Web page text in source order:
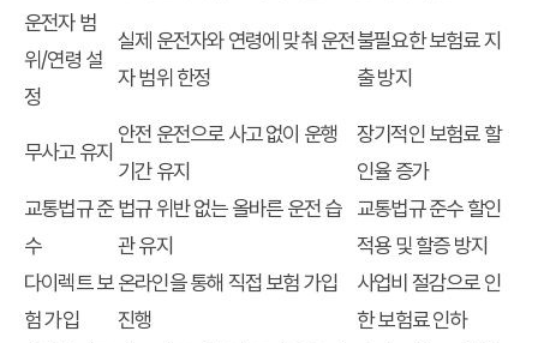
운전자 범
위/연령 설
정
실제 운전자와 연령에 맞춰 운전
자 범위 한정
불필요한 보험료 지
출 방지
무사고 유지
안전 운전으로 사고 없이 운행
기간 유지
장기적인 보험료 할
인율 증가
교통법규 준
수
법규 위반 없는 올바른 운전 습
관 유지
교통법규 준수 할인
적용 및 할증 방지
다이렉트 보
험 가입
온라인을 통해 직접 보험 가입
진행
사업비 절감으로 인
한 보험료 인하